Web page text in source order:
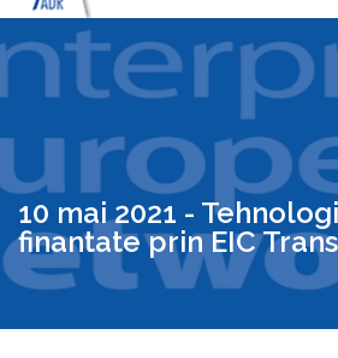
10 mai 2021 -
finantate prin EIC